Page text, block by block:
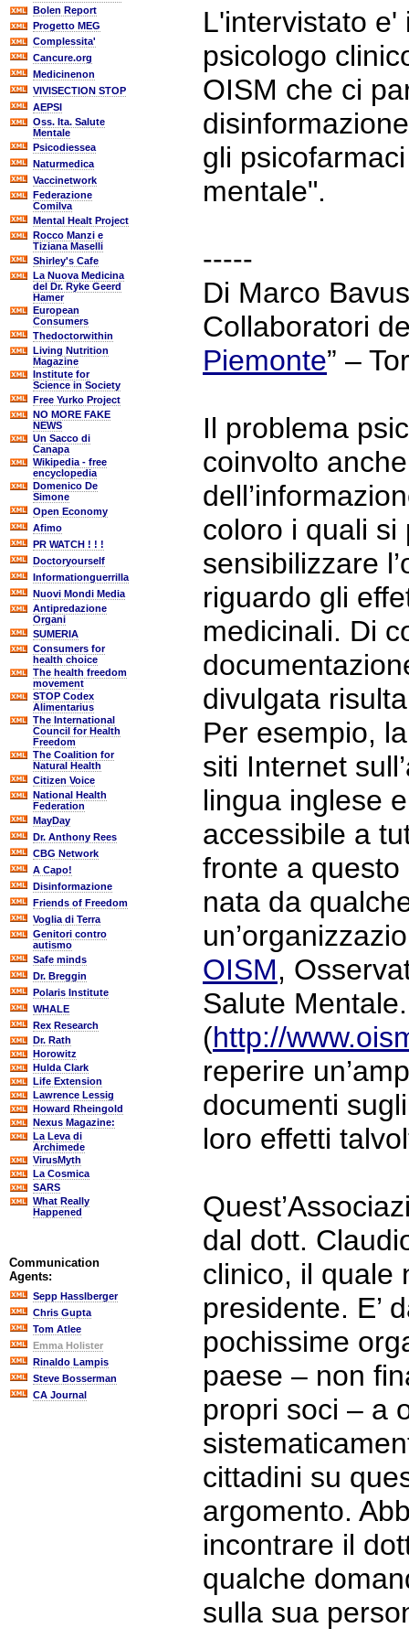
Bolen Report
Progetto MEG
Complessita'
Cancure.org
Medicinenon
VIVISECTION STOP
AEPSI
Oss. Ita. Salute
Mentale
Psicodiessea
Naturmedica
Vaccinetwork
Federazione
Comilva
Mental Healt Project
Rocco Manzi e
Tiziana Maselli
Shirley's Cafe
La Nuova Medicina
del Dr. Ryke Geerd
Hamer
European
Consumers
Thedoctorwithin
Living Nutrition
Magazine
Institute for
Science in Society
Free Yurko Project
NO MORE FAKE
NEWS
Un Sacco di
Canapa
Wikipedia - free
encyclopedia
Domenico De
Simone
Open Economy
Afimo
PR WATCH ! ! !
Doctoryourself
Informationguerrilla
Nuovi Mondi Media
Antipredazione
Organi
SUMERIA
Consumers for
health choice
The health freedom
movement
STOP Codex
Alimentarius
The International
Council for Health
Freedom
The Coalition for
Natural Health
Citizen Voice
National Health
Federation
MayDay
Dr. Anthony Rees
CBG Network
A Capo!
Disinformazione
Friends of Freedom
Voglia di Terra
Genitori contro
autismo
Safe minds
Dr. Breggin
Polaris Institute
WHALE
Rex Research
Dr. Rath
Horowitz
Hulda Clark
Life Extension
Lawrence Lessig
Howard Rheingold
Nexus Magazine:
La Leva di
Archimede
VirusMyth
La Cosmica
SARS
What Really
Happened
Communication
Agents:
Sepp Hasslberger
Chris Gupta
Tom Atlee
Emma Holister
Rinaldo Lampis
Steve Bosserman
CA Journal
L'intervistato e'
psicologo
OISM che ci
gli
mentale".
-----
Di Marco
Collaboratori
Piemonte” –
Il problema
coinvolto
coloro i quali si
sensibilizzare
riguardo gli
medicinali. Di
divulgata
Per esempio,
siti Internet
lingua inglese
accessibile a
fronte a
nata da
OISM,
Salute
(http://
reperire
documenti
loro effetti
dal dott.
clinico, il quale
presidente. E’
pochissime
paese – non
propri soci – a
cittadini su
argomento.
incontrare il
qualche
sulla sua